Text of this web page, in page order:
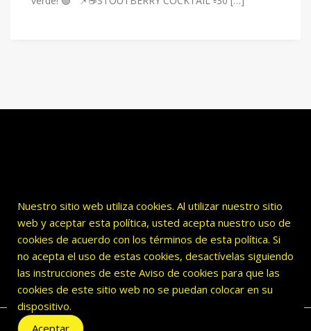
Nuestro sitio web utiliza cookies. Al utilizar nuestro sitio
web y aceptar esta política, usted acepta nuestro uso de
cookies de acuerdo con los términos de esta política. Si
no acepta el uso de estas cookies, desactívelas siguiendo
las instrucciones de este Aviso de cookies para que las
cookies de este sitio web no se puedan colocar en su
dispositivo.
Aceptar